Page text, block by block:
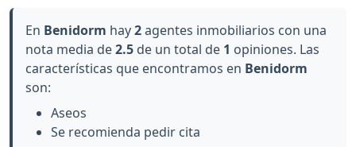
En Benidorm hay2agentes inmobiliarios con una
nota media de2.5 de un total de 1 opiniones. Las
características que encontramos en Benidorm
son:
Aseos
Se recomienda pedir cita